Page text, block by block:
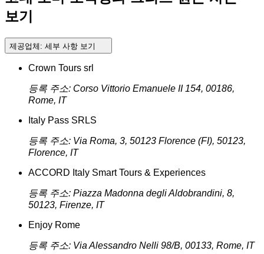
보기
제공업체: 세부 사항 보기
Crown Tours srl
등록 주소: Corso Vittorio Emanuele II 154, 00186,
Rome, IT
Italy Pass SRLS
등록 주소: Via Roma, 3, 50123 Florence (FI), 50123,
Florence, IT
ACCORD Italy Smart Tours & Experiences
등록 주소: Piazza Madonna degli Aldobrandini, 8,
50123, Firenze, IT
Enjoy Rome
등록 주소: Via Alessandro Nelli 98/B, 00133, Rome, IT